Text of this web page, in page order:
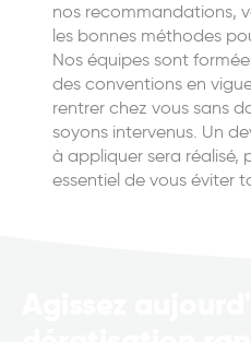
nos recommandations,
les bonnes méthodes
Nos équipes sont
des conventions en
rentrer chez vous sans
soyons intervenus. Un
à appliquer sera réalisé,
essentiel de vous éviter